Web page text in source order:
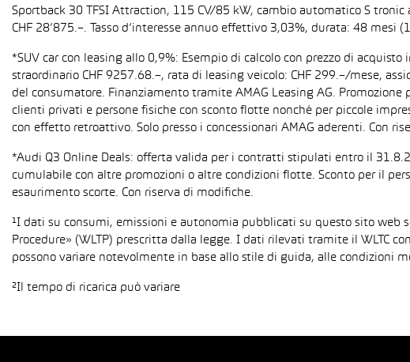
Sportback 30 TFSI Attraction, 115 CV/85 kW, cambio automatico S
CHF 28’875.–. Tasso d’interesse annuo effettivo 3,03%, durata: 48
*SUV car con leasing allo 0,9%: Esempio di calcolo con prezzo di
straordinario CHF 9257.68.–, rata di leasing veicolo: CHF 299.–/mese,
del consumatore. Finanziamento tramite AMAG Leasing AG. Promozione
clienti privati e persone fisiche con sconto flotte nonché per piccole
con effetto retroattivo. Solo presso i concessionari AMAG aderenti. Con
*Audi Q3 Online Deals: offerta valida per i contratti stipulati entro il
cumulabile con altre promozioni o altre condizioni flotte. Sconto per il
esaurimento scorte. Con riserva di modifiche.
¹I dati su consumi, emissioni e autonomia pubblicati su questo sito
Procedure» (WLTP) prescritta dalla legge. I dati rilevati tramite il WLTC
possono variare notevolmente in base allo stile di guida, alle condizioni
²Il tempo di ricarica può variare